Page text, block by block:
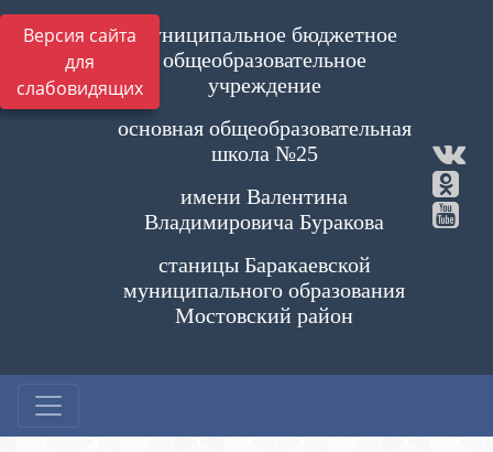
Версия сайта
для
слабовидящих
Муниципальное бюджетное
общеобразовательное
учреждение
основная общеобразовательная
школа №25
имени Валентина
Владимировича Буракова
станицы Баракаевской
муниципального образования
Мостовский район